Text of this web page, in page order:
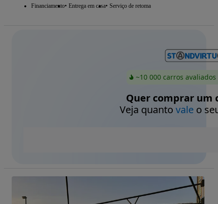
Financiamento Entrega em casa Serviço de retoma
~10 000 carros
Quer comprar um
Veja quanto valeo